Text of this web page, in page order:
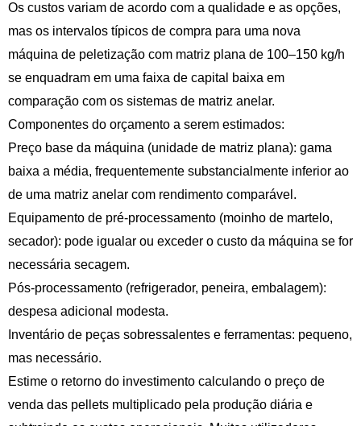
Os custos variam de acordo com a qualidade e as opções,
mas os intervalos típicos de compra para uma nova
máquina de peletização com matriz plana de 100–150 kg/h
se enquadram em uma faixa de capital baixa em
comparação com os sistemas de matriz anelar.
Componentes do orçamento a serem estimados:
Preço base da máquina (unidade de matriz plana): gama
baixa a média, frequentemente substancialmente inferior ao
de uma matriz anelar com rendimento comparável.
Equipamento de pré-processamento (moinho de martelo,
secador): pode igualar ou exceder o custo da máquina se for
necessária secagem.
Pós-processamento (refrigerador, peneira, embalagem):
despesa adicional modesta.
Inventário de peças sobressalentes e ferramentas: pequeno,
mas necessário.
Estime o retorno do investimento calculando o preço de
venda das pellets multiplicado pela produção diária e